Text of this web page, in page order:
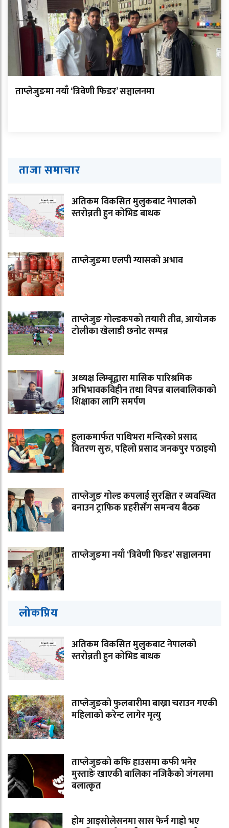
ताप्लेजुङमा नयाँ ‘त्रिवेणी फिडर’ सञ्चालनमा
ताजा समाचार
अतिकम विकसित मुलुकबाट नेपालको
स्तरोन्नती हुन कोभिड बाधक
ताप्लेजुङमा एलपी ग्यासको अभाव
ताप्लेजुङ गोल्डकपको तयारी तीव्र, आयोजक
टोलीका खेलाडी छनोट सम्पन्न
अध्यक्ष लिम्बूद्वारा मासिक पारिश्रमिक
अभिभावकविहीन तथा विपन्न बालबालिकाको
शिक्षाका लागि समर्पण
हुलाकमार्फत पाथिभरा मन्दिरको प्रसाद
वितरण सुरु, पहिलो प्रसाद जनकपुर पठाइयो
ताप्लेजुङ गोल्ड कपलाई सुरक्षित र व्यवस्थित
बनाउन ट्राफिक प्रहरीसँग समन्वय बैठक
ताप्लेजुङमा नयाँ ‘त्रिवेणी फिडर’ सञ्चालनमा
लोकप्रिय
अतिकम विकसित मुलुकबाट नेपालको
स्तरोन्नती हुन कोभिड बाधक
ताप्लेजुङको फुलबारीमा बाख्रा चराउन गएकी
महिलाको करेन्ट लागेर मृत्यु
ताप्लेजुङको कफि हाउसमा कफी भनेर
मुस्ताङे खाएकी बालिका नजिकैको जंगलमा
बलात्कृत
होम आइसोलेसनमा सास फेर्न गाह्रो भए